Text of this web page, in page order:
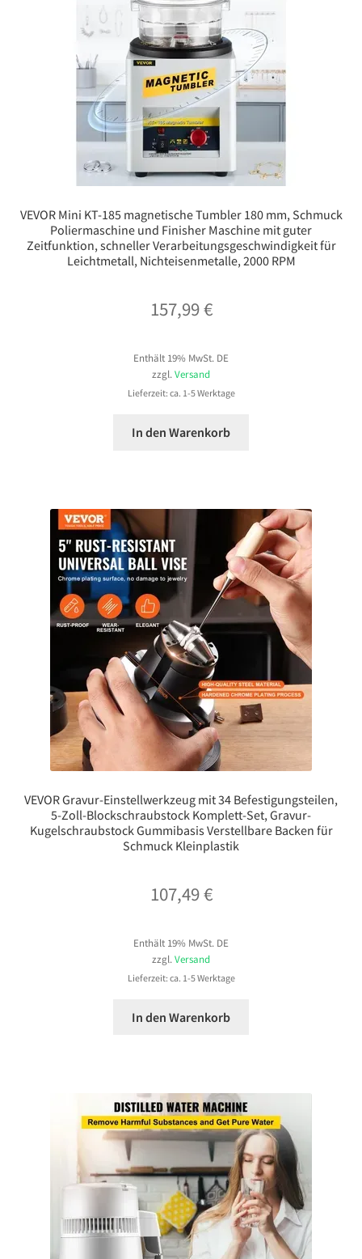
VEVOR Mini KT-185 magnetische Tumbler 180 mm, Schmuck
Poliermaschine und Finisher Maschine mit guter
Zeitfunktion, schneller Verarbeitungsgeschwindigkeit für
Leichtmetall, Nichteisenmetalle, 2000 RPM
157,99€
Enthält 19% MwSt. DE
zzgl.Versand
Lieferzeit: ca. 1-5 Werktage
In den Warenkorb
VEVOR Gravur-Einstellwerkzeug mit 34 Befestigungsteilen,
5-Zoll-Blockschraubstock Komplett-Set, Gravur-
Kugelschraubstock Gummibasis Verstellbare Backen für
Schmuck Kleinplastik
107,49€
Enthält 19% MwSt. DE
zzgl. Versand
Lieferzeit: ca. 1-5 Werktage
In den Warenkorb